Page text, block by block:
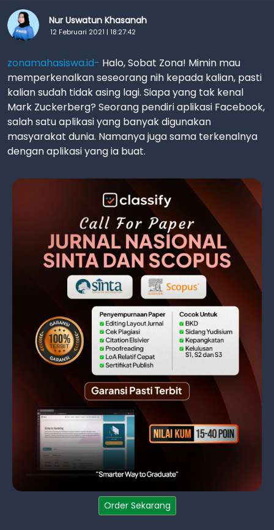
Nur Uswatun Khasanah
12 Februari 2021 | 18:27:42
zonamahasiswa.id- Halo, Sobat Zona! Mimin mau
memperkenalkan seseorang nih kepada kalian, pasti
kalian sudah tidak asing lagi. Siapa yang tak kenal
Mark Zuckerberg? Seorang pendiri aplikasi Facebook,
salah satu aplikasi yang banyak digunakan
masyarakat dunia. Namanya juga sama terkenalnya
dengan aplikasi yang ia buat.
Order Sekarang